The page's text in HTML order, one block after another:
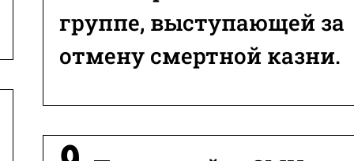
группе, выступающей за
отмену смертной казни.